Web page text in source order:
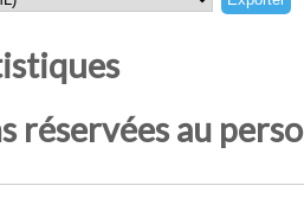
réservées au